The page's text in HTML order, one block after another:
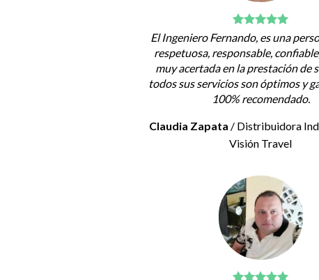
El Ingeniero Fernando, es una
respetuosa, responsable,
muy acertada en la prestación de
todos sus servicios son óptimos y
100% recomendado.
Claudia Zapata / Distribuidora
Visión Travel